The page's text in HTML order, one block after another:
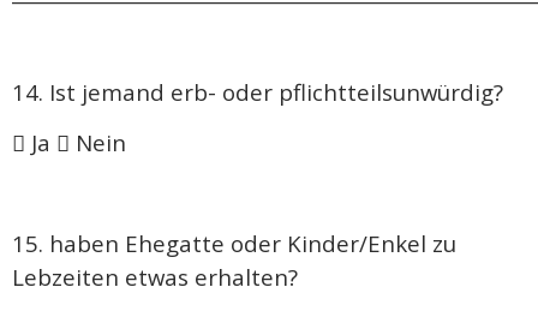
14. Ist jemand erb- oder pflichtteilsunwürdig?
 Ja  Nein
15. haben Ehegatte oder Kinder/Enkel zu
Lebzeiten etwas erhalten?